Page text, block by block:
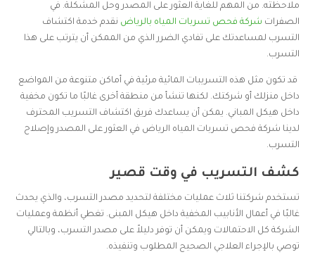
ملاحظته. من المهم للغاية العثور على المصدر وحل المشكلة. في
الصفرات شركة فحص تسربات المياه بالرياض نقدم خدمة اكتشاف
التسرب لمساعدتك على تفادي الضرر الذي من الممكن أن يترتب على هذا
التسرب.
قد تكون مثل هذه التسريبات المائية مرئية في أماكن متنوعة من المواضع
داخل منزلك أو شركتك. لكنها تنشأ من منطقة أخرى غالبًا ما تكون مخفية
داخل هيكل المباني. يمكن أن يساعدك فريق اكتشاف التسريب المحترف
لدينا شركة فحص تسربات المياه الرياض في العثور على المصدر وإصلاح
التسرب.
كشف التسريب في وقت قصير
تستخدم شركتنا ثلاث عمليات مختلفة لتحديد مصدر التسرب، والذي يحدث
غالبًا في أعمال الأنابيب المخفية داخل هيكل المبنى. تغطي أنظمة وعمليات
الشركة كل الاحتمالات ويمكن أن توفر دليلاً على مصدر التسرب، وبالتالي
توصي بالإجراء العلاجي الصحيح المطلوب وتنفيذه.